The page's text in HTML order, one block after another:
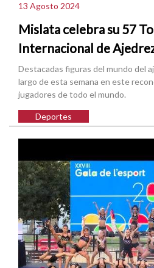
13 Agosto 2024
Mislata celebra su 57
Internacional de
Destacadas figuras del mundo del
largo de esta semana en este
jugadores de todo el mundo.
Deportes